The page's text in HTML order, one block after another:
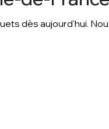
dès aujourd'hui.